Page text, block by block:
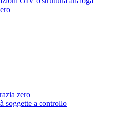
zero
soggette a controllo